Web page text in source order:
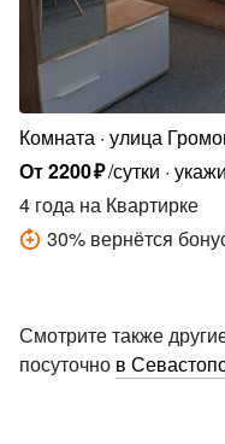
Комната улица
От2200₽/сутки
4 года на Квартирке
30% вернётся
Смотрите также
посуточно в